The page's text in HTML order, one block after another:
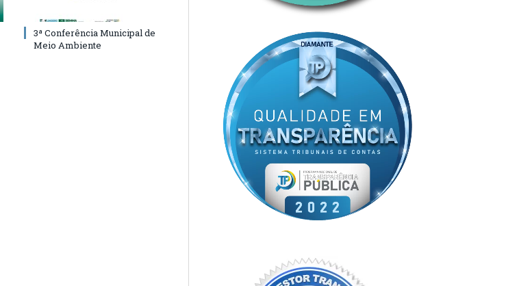
3ª Conferência Municipal de
Meio Ambiente